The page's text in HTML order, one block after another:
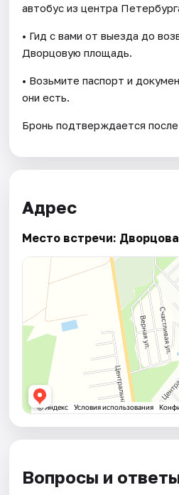
автобус из центра
• Гид с вами от выезда до
Дворцовую площадь.
• Возьмите паспорт и
они есть.
Бронь подтверждается
Адрес
Место встречи:
Вопросы и